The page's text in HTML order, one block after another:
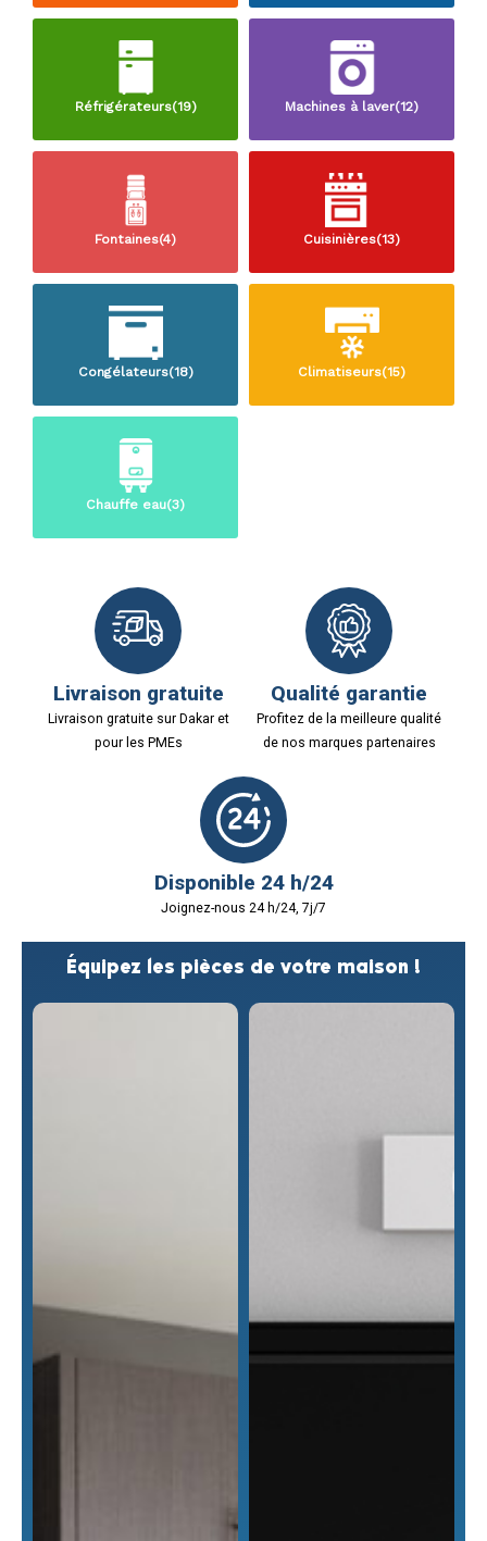
Réfrigérateurs(19) Machines à laver(12)
Fontaines(4) Cuisinières(13)
Congélateurs(18) Climatiseurs(15)
Chauffe eau(3)
Livraison gratuite
Livraison gratuite sur Dakar et
pour les PMEs
Qualité garantie
Profitez de la meilleure qualité
de nos marques partenaires
Disponible 24 h/24
Joignez-nous 24 h/24, 7j/7
Équipez les pièces de votre maison !